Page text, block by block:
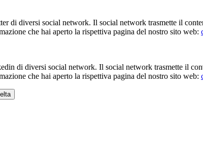
di diversi social network. Il social network trasmette il
che hai aperto la rispettiva pagina del nostro sito web:
di diversi social network. Il social network trasmette il
che hai aperto la rispettiva pagina del nostro sito web: